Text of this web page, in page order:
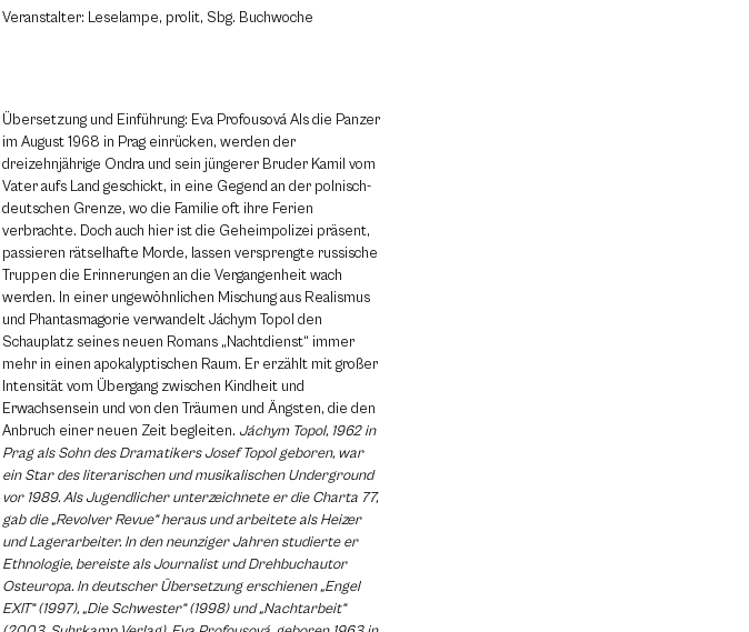
Veranstalter: Leselampe, prolit, Sbg. Buchwoche
Übersetzung und Einführung: Eva Profousová Als die Panzer
im August 1968 in Prag einrücken, werden der
dreizehnjährige Ondra und sein jüngerer Bruder Kamil vom
Vater aufs Land geschickt, in eine Gegend an der polnisch-
deutschen Grenze, wo die Familie oft ihre Ferien
verbrachte. Doch auch hier ist die Geheimpolizei präsent,
passieren rätselhafte Morde, lassen versprengte russische
Truppen die Erinnerungen an die Vergangenheit wach
werden. In einer ungewöhnlichen Mischung aus Realismus
und Phantasmagorie verwandelt Jáchym Topol den
Schauplatz seines neuen Romans „Nachtdienst“ immer
mehr in einen apokalyptischen Raum. Er erzählt mit großer
Intensität vom Übergang zwischen Kindheit und
Erwachsensein und von den Träumen und Ängsten, die den
Anbruch einer neuen Zeit begleiten. Jáchym Topol, 1962 in
Prag als Sohn des Dramatikers Josef Topol geboren, war
ein Star des literarischen und musikalischen Underground
vor 1989. Als Jugendlicher unterzeichnete er die Charta 77,
gab die „Revolver Revue“ heraus und arbeitete als Heizer
und Lagerarbeiter. In den neunziger Jahren studierte er
Ethnologie, bereiste als Journalist und Drehbuchautor
Osteuropa. In deutscher Übersetzung erschienen „Engel
EXIT“ (1997), „Die Schwester“ (1998) und „Nachtarbeit“